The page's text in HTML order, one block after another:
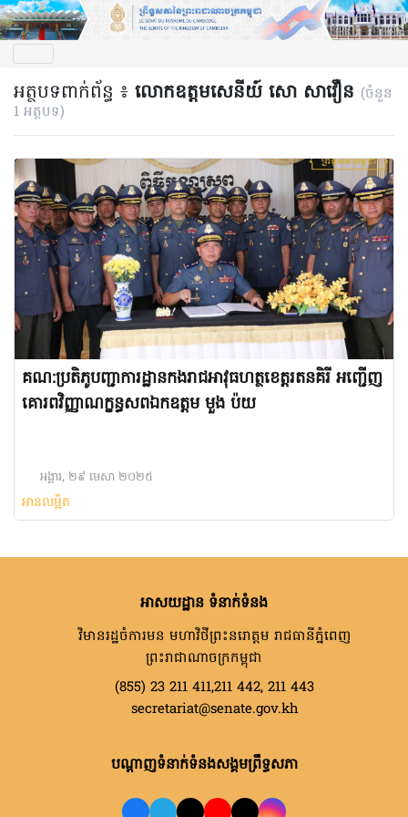
អត្ថបទពាក់ព័ន្ធ ៖ លោកឧត្តមសេនីយ៍ សោ សាវឿន (ចំនួន
1 អត្ថបទ)
គណ:ប្រតិភូបញ្ជាការដ្ឋានកងរាជអាវុធហត្ថខេត្តរតនគិរី អញ្ជើញ
គោរពវិញ្ញាណក្ខន្ធសពឯកឧត្តម មួង ប៉យ
អង្គារ, ២៩ មេសា ២០២៥
អានលម្អិត
អាសយដ្ឋាន ទំនាក់ទំនង
វិមានរដ្ឋចំការមន មហាវិថីព្រះនរោត្តម រាជធានីភ្នំពេញ
ព្រះរាជាណាចក្រកម្ពុជា
(855) 23 211 411,211 442, 211 443
secretariat@senate.gov.kh
បណ្តាញទំនាក់ទំនងសង្គមព្រឹទ្ធសភា